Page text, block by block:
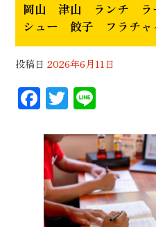
岡山 津山 ランチ ラ
シュー 餃子 フラチ
投稿日 2026年6月11日
F
ac
eb
oo
k
T
wi
tt
er
e